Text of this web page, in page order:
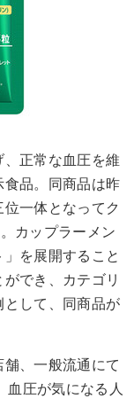
、正常な血圧を維
食品。同商品は昨
一体となってク
カップラーメン
を展開すること
でき、カテゴリ
として、同商品が
舗、一般流通にて
血圧が気になる人